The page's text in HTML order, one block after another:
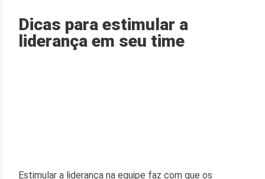
Dicas para estimular a
liderança em seu time
Estimular a liderança na equipe faz com que os